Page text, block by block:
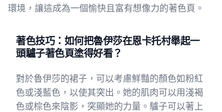
環境，讓這成為一個愉快且富有想像力的著色頁。
著色技巧：如何把魯伊莎在恩卡托村舉起一
頭驢子著色頁塗得好看？
對於魯伊莎的裙子，可以考慮鮮豔的顏色如粉紅
色或淺藍色，以使其突出。她的肌肉可以用淺褐
色或棕色來陰影，突顯她的力量。驢子可以著上